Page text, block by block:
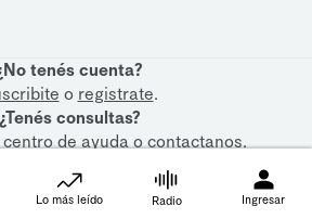
tenés cuenta?
o registrate.
¿Tenés consultas?
centro de ayudaocontactanos.
Lo más leído Radio Ingresar